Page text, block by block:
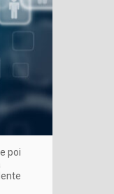
poi